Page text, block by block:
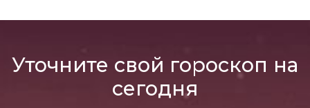
Уточните свой гороскоп на
сегодня